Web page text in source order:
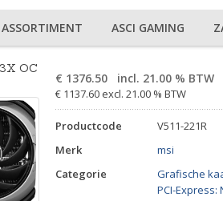
ASSORTIMENT ASCI GAMING
OC
€ 1376.50 incl. 21.00 % BTW
€ 1137.60 excl. 21.00 % BTW
Productcode
V511-221R
Merk
msi
Categorie
Grafische
PCI-Express: